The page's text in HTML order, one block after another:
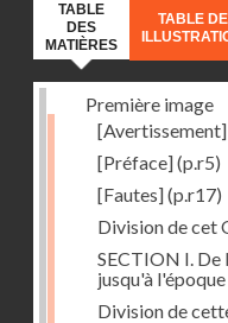
TABLE
DES
MATIÈRES
TABLE
Première image
[Avertissement]
[Préface](p.r5)
[Fautes](p.r17)
Division de cet
SECTION I.
jusqu'à
Division de